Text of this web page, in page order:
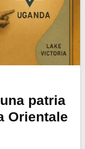
patria
Orientale